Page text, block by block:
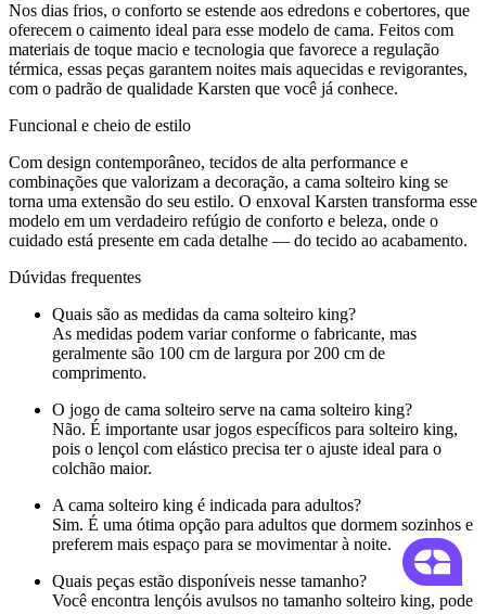
Nos dias frios, o conforto se estende aos edredons e cobertores, que
oferecem o caimento ideal para esse modelo de cama. Feitos com
materiais de toque macio e tecnologia que favorece a regulação
térmica, essas peças garantem noites mais aquecidas e revigorantes,
com o padrão de qualidade Karsten que você já conhece.
Funcional e cheio de estilo
Com design contemporâneo, tecidos de alta performance e
combinações que valorizam a decoração, a cama solteiro king se
torna uma extensão do seu estilo. O enxoval Karsten transforma esse
modelo em um verdadeiro refúgio de conforto e beleza, onde o
cuidado está presente em cada detalhe — do tecido ao acabamento.
Dúvidas frequentes
Quais são as medidas da cama solteiro king?
As medidas podem variar conforme o fabricante, mas
geralmente são 100 cm de largura por 200 cm de
comprimento.
O jogo de cama solteiro serve na cama solteiro king?
Não. É importante usar jogos específicos para solteiro king,
pois o lençol com elástico precisa ter o ajuste ideal para o
colchão maior.
A cama solteiro king é indicada para adultos?
Sim. É uma ótima opção para adultos que dormem sozinhos e
preferem mais espaço para se movimentar à noite.
Quais peças estão disponíveis nesse tamanho?
Você encontra lençóis avulsos no tamanho solteiro king, pode